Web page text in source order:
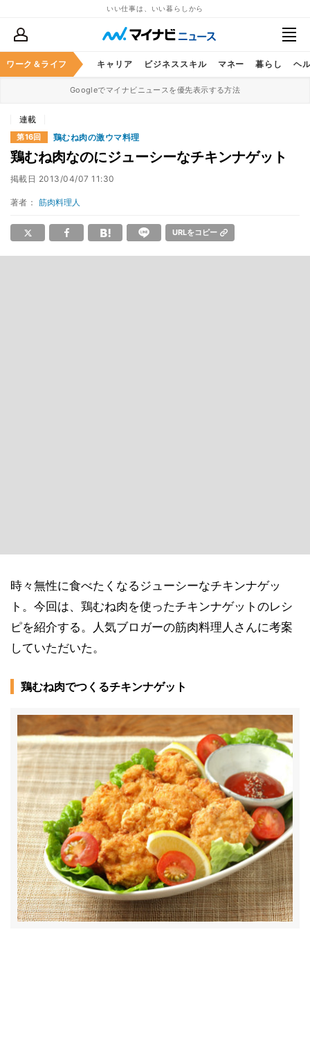
いい仕事は、いい暮らしから
ワーク＆ライフ キャリア ビジネススキル マネー 暮らし ヘ
Googleでマイナビニュースを優先表示する方法
連載
第16回 鶏むね肉の激ウマ料理
鶏むね肉なのにジューシーなチキンナゲット
掲載日 2013/04/07 11:30
著者： 筋肉料理人
URLをコピー
時々無性に食べたくなるジューシーなチキンナゲッ
ト。今回は、鶏むね肉を使ったチキンナゲットのレシ
ピを紹介する。人気ブロガーの筋肉料理人さんに考案
していただいた。
鶏むね肉でつくるチキンナゲット